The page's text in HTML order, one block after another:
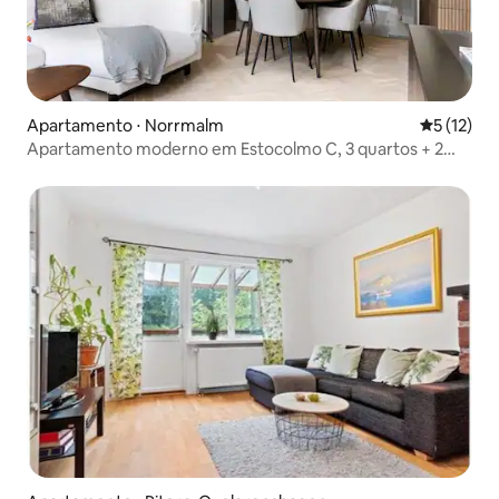
Apartamento ⋅ Norrmalm 5 de uma
5 (12)
Apartamento moderno em Estocolmo C, 3 quartos + 2